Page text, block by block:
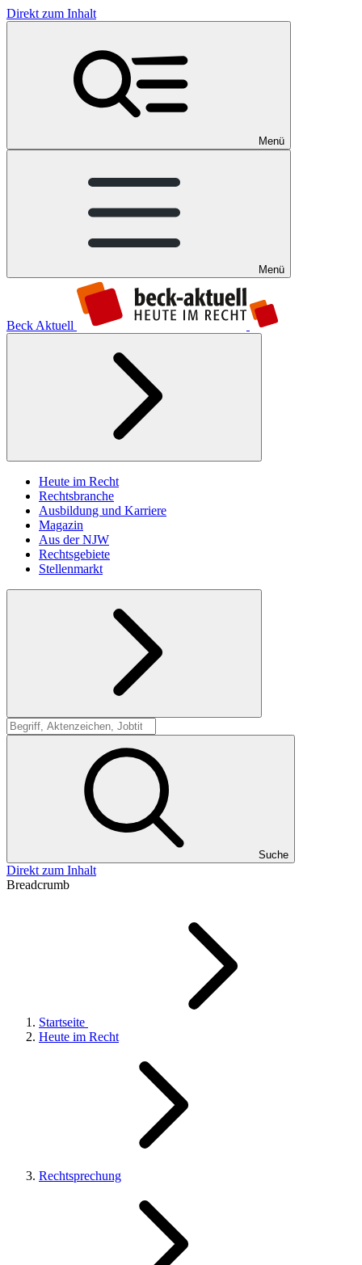
Direkt zum Inhalt
Menü
Menü
Beck Aktuell
Heute im Recht
Rechtsbranche
Ausbildung und Karriere
Magazin
Aus der NJW
Rechtsgebiete
Stellenmarkt
Suche
Suche
Direkt zum Inhalt
Breadcrumb
Startseite
Heute im Recht
Rechtsprechung